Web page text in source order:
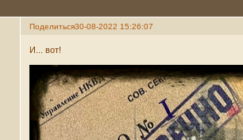
Поделиться30-08-2022 15:26:07
И... вот!